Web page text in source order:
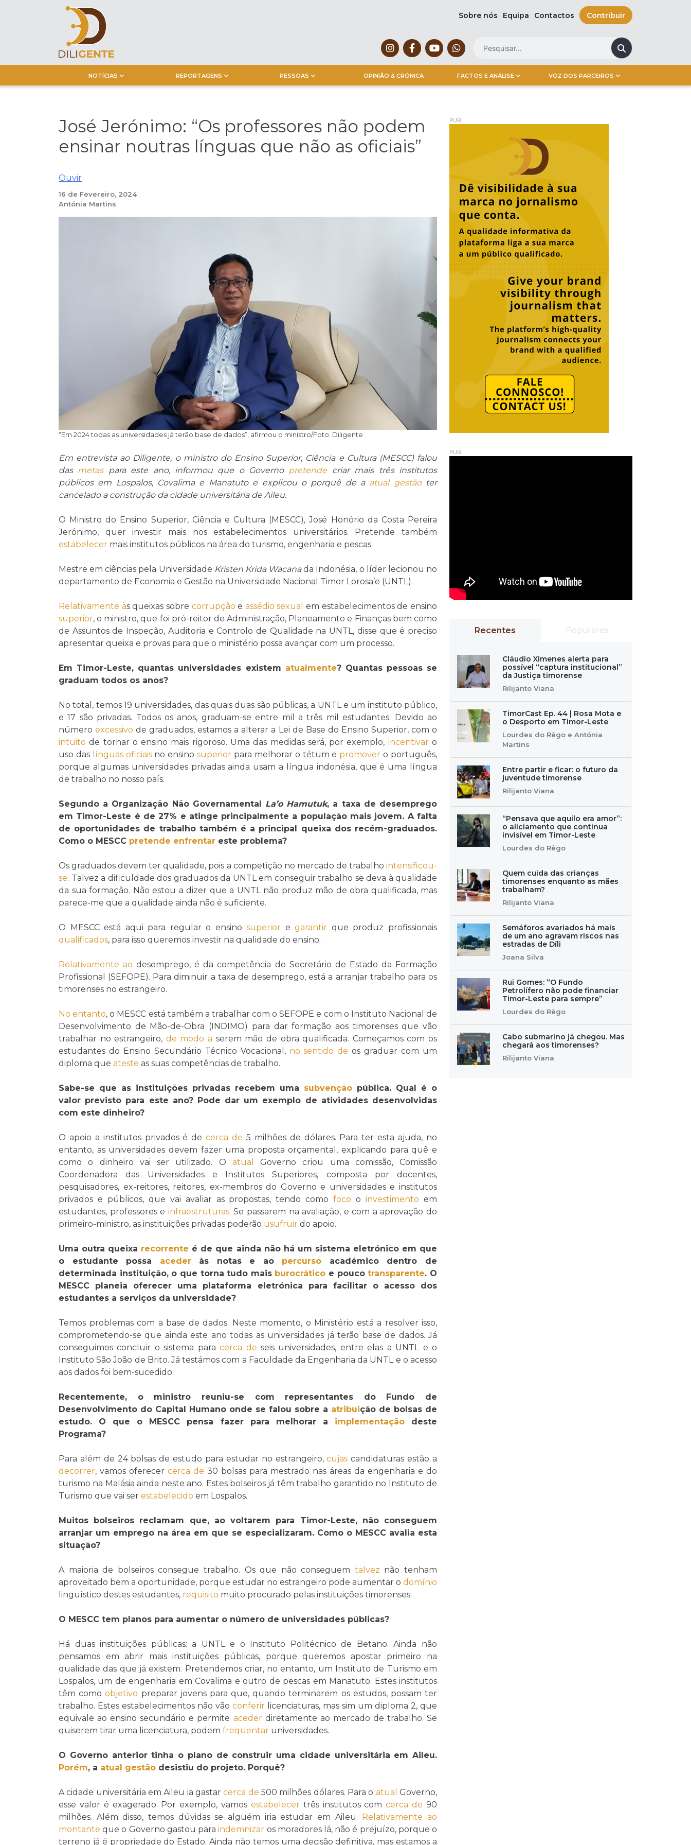
Sobre nós Equipa Contactos Contribuir
NOTÍCIAS REPORTAGENS PESSOAS OPINIÃO & CRÓNICA FACTOS E ANÁLISE VOZ DOS PARCEIROS
José Jerónimo: “Os professores não podem
ensinar noutras línguas que não as oficiais”
Ouvir
16 de Fevereiro, 2024
Antónia Martins
“Em 2024 todas as universidades já terão base de dados”, afirmou o ministro/Foto: Diligente
Em entrevista ao Diligente, o ministro do Ensino Superior, Ciência e Cultura (MESCC) falou
das metaspara este ano, informou que o Governo pretende criar mais três institutos
públicos em Lospalos, Covalima e Manatuto e explicou o porquê de a atual gestãoter
cancelado a construção da cidade universitária de Aileu.
O Ministro do Ensino Superior, Ciência e Cultura (MESCC), José Honório da Costa Pereira
Jerónimo, quer investir mais nos estabelecimentos universitários. Pretende também
estabelecer mais institutos públicos na área do turismo, engenharia e pescas.
Mestre em ciências pela Universidade Kristen Krida Wacanada Indonésia, o líder lecionou no
departamento de Economia e Gestão na Universidade Nacional Timor Lorosa’e (UNTL).
Relativamente às queixas sobre corrupção e assédio sexual em estabelecimentos de ensino
superior, o ministro, que foi pró-reitor de Administração, Planeamento e Finanças bem como
de Assuntos de Inspeção, Auditoria e Controlo de Qualidade na UNTL, disse que é preciso
apresentar queixa e provas para que o ministério possa avançar com um processo.
Em Timor-Leste, quantas universidades existem atualmente? Quantas pessoas se
graduam todos os anos?
No total, temos 19 universidades, das quais duas são públicas, a UNTL e um instituto público,
e 17 são privadas. Todos os anos, graduam-se entre mil a três mil estudantes. Devido ao
númeroexcessivo de graduados, estamos a alterar a Lei de Base do Ensino Superior, com o
intuito de tornar o ensino mais rigoroso. Uma das medidas será, por exemplo, incentivaro
uso das línguas oficiaisno ensinosuperior para melhorar o tétum e promover o português,
porque algumas universidades privadas ainda usam a língua indonésia, que é uma língua
de trabalho no nosso país.
Segundo a Organização Não Governamental La’o Hamutuk, a taxa de desemprego
em Timor-Leste é de 27% e atinge principalmente a população mais jovem. A falta
de oportunidades de trabalho também é a principal queixa dos recém-graduados.
Como o MESCC pretende enfrentar este problema?
Os graduados devem ter qualidade, pois a competição no mercado de trabalho intensificou-
se. Talvez a dificuldade dos graduados da UNTL em conseguir trabalho se deva à qualidade
da sua formação. Não estou a dizer que a UNTL não produz mão de obra qualificada, mas
parece-me que a qualidade ainda não é suficiente.
O MESCC está aqui para regular o ensinosuperior egarantir que produz profissionais
qualificados, para isso queremos investir na qualidade do ensino.
Relativamente ao desemprego, é da competência do Secretário de Estado da Formação
Profissional (SEFOPE). Para diminuir a taxa de desemprego, está a arranjar trabalho para os
timorenses no estrangeiro.
No entanto, o MESCC está também a trabalhar com o SEFOPE e com o Instituto Nacional de
Desenvolvimento de Mão-de-Obra (INDIMO) para dar formação aos timorenses que vão
trabalhar no estrangeiro, de modo a serem mão de obra qualificada. Começamos com os
estudantes do Ensino Secundário Técnico Vocacional, no sentido de os graduar com um
diploma que ateste as suas competências de trabalho.
Sabe-se que as instituições privadas recebem uma subvenção pública. Qual é o
valor previsto para este ano? Pode dar um exemplo de atividades desenvolvidas
com este dinheiro?
O apoio a institutos privados é decerca de 5 milhões de dólares. Para ter esta ajuda, no
entanto, as universidades devem fazer uma proposta orçamental, explicando para quê e
como o dinheiro vai ser utilizado. O atual
Governo criou uma comissão, Comissão
Coordenadora das Universidades e Institutos Superiores, composta por docentes,
pesquisadores, ex-reitores, reitores, ex-membros do Governo e universidades e institutos
privados e públicos, que vai avaliar as propostas, tendo comofoco oinvestimento em
estudantes, professores e infraestruturas. Se passarem na avaliação, e com a aprovação do
primeiro-ministro, as instituições privadas poderão usufruir do apoio.
Uma outra queixa recorrente é de que ainda não há um sistema eletrónico em que
o estudante possa acederàs notas e ao percurso académico dentro de
determinada instituição, o que torna tudo mais burocrático e poucotransparente. O
MESCC planeia oferecer uma plataforma eletrónica para facilitar o acesso dos
estudantes a serviços da universidade?
Temos problemas com a base de dados. Neste momento, o Ministério está a resolver isso,
comprometendo-se que ainda este ano todas as universidades já terão base de dados. Já
conseguimos concluir o sistema paracerca de seis universidades, entre elas a UNTL e o
Instituto São João de Brito. Já testámos com a Faculdade da Engenharia da UNTL e o acesso
aos dados foi bem-sucedido.
Recentemente, o ministro reuniu-se com representantes do Fundo de
Desenvolvimento do Capital Humano onde se falou sobre a atribuição de bolsas de
estudo. O que o MESCC pensa fazer para melhorar a implementação
deste
Programa?
Para além de 24 bolsas de estudo para estudar no estrangeiro,cujas candidaturas estão a
decorrer, vamos oferecer cerca de 30 bolsas para mestrado nas áreas da engenharia e do
turismo na Malásia ainda neste ano. Estes bolseiros já têm trabalho garantido no Instituto de
Turismo que vai ser estabelecido em Lospalos.
Muitos bolseiros reclamam que, ao voltarem para Timor-Leste, não conseguem
arranjar um emprego na área em que se especializaram. Como o MESCC avalia esta
situação?
A maioria de bolseiros consegue trabalho. Os que não conseguem talvez não tenham
aproveitado bem a oportunidade, porque estudar no estrangeiro pode aumentar o domínio
linguístico destes estudantes, requisito muito procurado pelas instituições timorenses.
O MESCC tem planos para aumentar o número de universidades públicas?
Há duas instituições públicas: a UNTL e o Instituto Politécnico de Betano. Ainda não
pensamos em abrir mais instituições públicas, porque queremos apostar primeiro na
qualidade das que já existem. Pretendemos criar, no entanto, um Instituto de Turismo em
Lospalos, um de engenharia em Covalima e outro de pescas em Manatuto. Estes institutos
têm comoobjetivo preparar jovens para que, quando terminarem os estudos, possam ter
trabalho. Estes estabelecimentos não vão conferir licenciaturas, mas sim um diploma 2, que
equivale ao ensino secundário e permite acederdiretamente ao mercado de trabalho. Se
quiserem tirar uma licenciatura, podem frequentar universidades.
O Governo anterior tinha o plano de construir uma cidade universitária em Aileu.
Porém, a atual gestão desistiu do projeto. Porquê?
A cidade universitária em Aileu ia gastarcerca de 500 milhões dólares. Para o atual Governo,
esse valor é exagerado. Por exemplo, vamos estabelecertrês institutos comcerca de 90
milhões. Além disso, temos dúvidas se alguém iria estudar em Aileu. Relativamente ao
montante que o Governo gastou paraindemnizar os moradores lá, não é prejuízo, porque o
terreno já é propriedade do Estado. Ainda não temos uma decisão definitiva, mas estamos a
PUB
PUB
Recentes Populares
Cláudio Ximenes alerta para
possível “captura institucional”
da Justiça timorense
Rilijanto Viana
TimorCast Ep. 44 | Rosa Mota e
o Desporto em Timor-Leste
Lourdes do Rêgo e Antónia
Martins
Entre partir e ficar: o futuro da
juventude timorense
Rilijanto Viana
“Pensava que aquilo era amor”:
o aliciamento que continua
invisível em Timor-Leste
Lourdes do Rêgo
Quem cuida das crianças
timorenses enquanto as mães
trabalham?
Rilijanto Viana
Semáforos avariados há mais
de um ano agravam riscos nas
estradas de Díli
Joana Silva
Rui Gomes: “O Fundo
Petrolífero não pode financiar
Timor-Leste para sempre”
Lourdes do Rêgo
Cabo submarino já chegou. Mas
chegará aos timorenses?
Rilijanto Viana